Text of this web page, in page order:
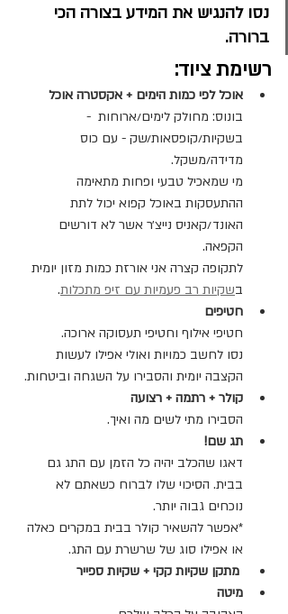
נסו להנגיש את המידע בצורה הכי
ברורה.
רשימת ציוד:
אוכל לפי כמות הימים + אקסטרה אוכל
בונוס: מחולק לימים/ארוחות  -
בשקיות/קופסאות/שק - עם כוס
מדידה/משקל.
מי שמאכיל טבעי ופחות מתאימה
ההתעסקות באוכל קפוא יכול לתת
האונד/קאניס נייצ׳ר אשר לא דורשים
הקפאה.
לתקופה קצרה אני אורזת כמות מזון יומית
בשקיות רב פעמיות עם זיפ מתכלות.
חטיפים
חטיפי אילוף וחטיפי תעסוקה ארוכה.
נסו לחשב כמויות ואולי אפילו לעשות
הקצבה יומית והסבירו על השגחה וביטחות.
קולר + רתמה + רצועה
הסבירו מתי לשים מה ואיך.
תג שם!
דאגו שהכלב יהיה כל הזמן עם התג גם
בבית. הסיכוי שלו לברוח כשאתם לא
נוכחים גבוה יותר.
*אפשר להשאיר קולר בבית במקרים כאלה
או אפילו סוג של שרשרת עם התג.
מיטה